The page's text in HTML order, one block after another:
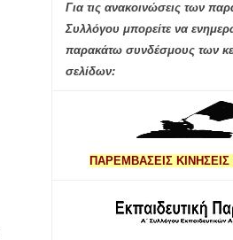
Για τις ανακοινώσεις των
Συλλόγου μπορείτε να
παρακάτω συνδέσμους των
σελίδων:
ΠΑΡΕΜΒΑΣΕΙΣ ΚΙΝΗΣΕΙΣ